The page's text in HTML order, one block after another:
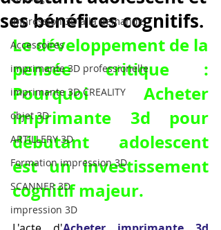
impression 3D à la demande
Accessoires
imprimante 3D professionelle
imprimante 3D CREALITY
objet 3D
ARTILLERY 3D
Formation impression 3D
SCANNER 3D
impression 3D
ses bénéfices cognitifs.
Le développement de la
pensée critique :
Pourquoi Acheter
imprimante 3d pour
débutant adolescent
est un investissement
cognitif majeur.